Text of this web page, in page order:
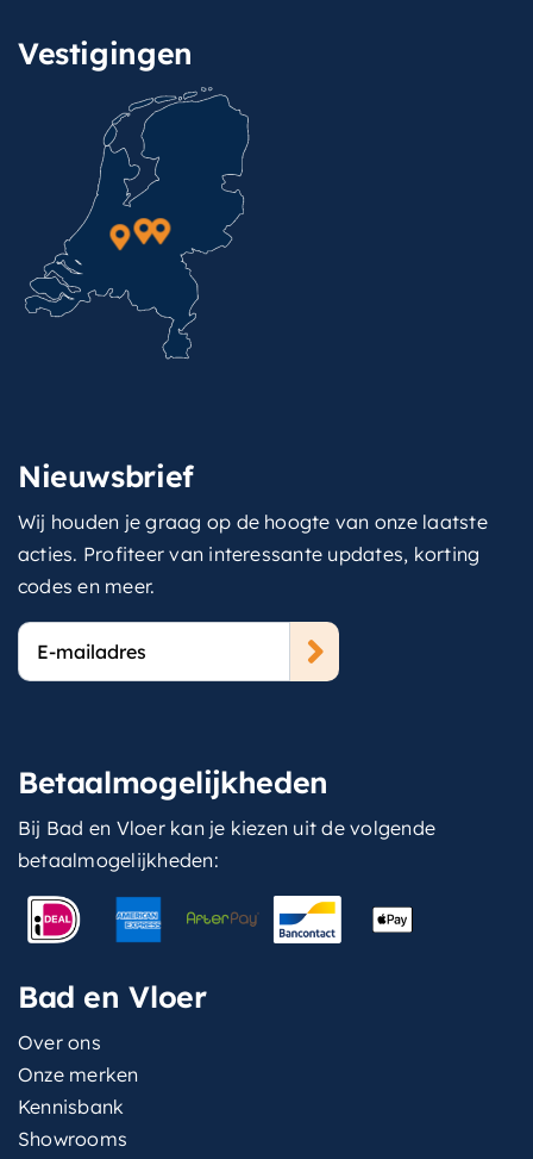
Vestigingen
Nieuwsbrief
Wij houden je graag op de hoogte van onze laatste
acties. Profiteer van interessante updates, korting
codes en meer.
E-
mailadres
Betaalmogelijkheden
Bij Bad en Vloer kan je kiezen uit de volgende
betaalmogelijkheden:
Bad en Vloer
Over ons
Onze merken
Kennisbank
Showrooms